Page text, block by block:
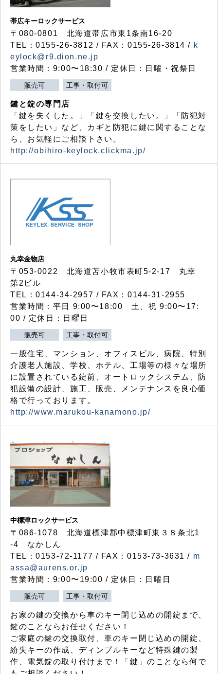
帯広キーロックサービス
〒080-0801 北海道帯広市東1条南16-20
TEL：0155-26-3812 / FAX：0155-26-3814 / k
eylock@r9.dion.ne.jp
営業時間：9:00〜18:30 / 定休日：日曜・祝祭日
販売可 工事・取付可
鍵と錠の専門店
「鍵を失くした。」「鍵を交換したい。」「防犯対
策をしたい」など、カギと防犯に鍵に関することな
ら、お気軽にご相談下さい。
http://obihiro-keylock.clickma.jp/
丸幸金物店
〒053-0022 北海道苫小牧市表町5-2-17 丸幸
第2ビル
TEL：0144-34-2957 / FAX：0144-31-2955
営業時間：平日 9:00〜18:00 土、祝 9:00〜17:
00 / 定休日：日曜日
販売可 工事・取付可
一般住宅、マンション、オフィスビル、病院、特別
介護老人施設、学校、ホテル、工場等の様々な場所
に設置されている錠前、オートロックシステム、防
犯設備の設計、施工、販売、メンテナンスを良心価
格で行っております。
http://www.marukou-kanamono.jp/
中標津ロックサービス
〒086-1078 北海道標津郡中標津町東３８条北1
-4 なかしん
TEL：0153-72-1177 / FAX：0153-73-3631 / m
assa@aurens.or.jp
営業時間：9:00〜19:00 / 定休日：日曜日
販売可 工事・取付可
お家の鍵の交換から車のキー閉じ込めの開錠まで、
鍵のことならお任せください！
ご家庭の鍵の交換取付、車のキー閉じ込めの開錠、
紛失キーの作成、ディンプルキーなど特殊鍵の製
作、電気錠の取り付けまで！「鍵」のことなら何で